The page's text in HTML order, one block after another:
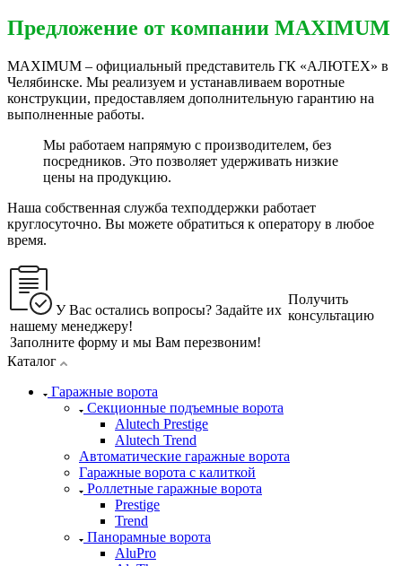
Предложение от компании MAXIMUM
MAXIMUM – официальный представитель ГК «АЛЮТЕХ» в
Челябинске. Мы реализуем и устанавливаем воротные
конструкции, предоставляем дополнительную гарантию на
выполненные работы.
Мы работаем напрямую с производителем, без
посредников. Это позволяет удерживать низкие
цены на продукцию.
Наша собственная служба техподдержки работает
круглосуточно. Вы можете обратиться к оператору в любое
время.
У Вас остались вопросы? Задайте их
нашему менеджеру!
Заполните форму и мы Вам перезвоним!
Получить
консультацию
Каталог
Гаражные ворота
Секционные подъемные ворота
Alutech Prestige
Alutech Trend
Автоматические гаражные ворота
Гаражные ворота с калиткой
Роллетные гаражные ворота
Prestige
Trend
Панорамные ворота
AluPro